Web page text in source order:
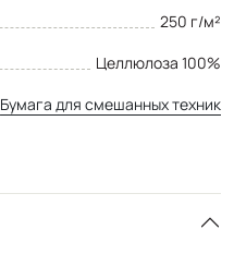
250 г/м²
Целлюлоза 100%
Бумага для смешанных техник